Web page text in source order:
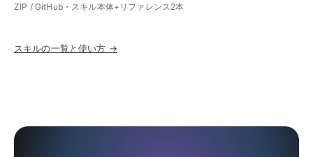
ZIP / GitHub・スキル本体+リファレンス2本
スキルの一覧と使い方 →